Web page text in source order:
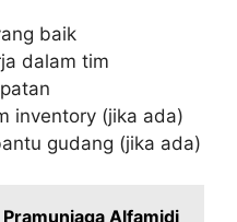
baik
dalam tim
inventory (jika ada)
gudang (jika ada)
Alfamidi